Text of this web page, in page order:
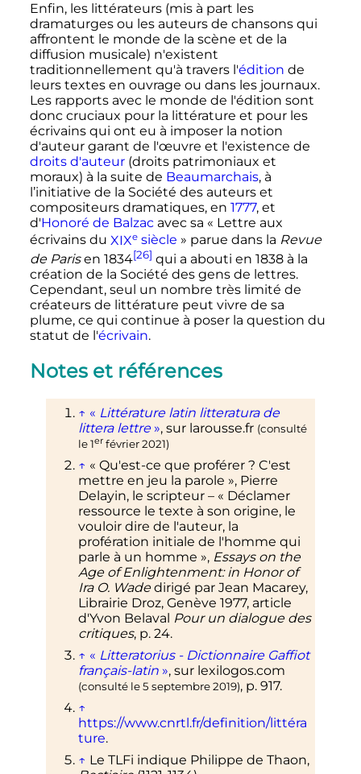
Enfin, les littérateurs (mis à part les
dramaturges ou les auteurs de chansons qui
affrontent le monde de la scène et de la
diffusion musicale) n'existent
traditionnellement qu'à travers l'édition de
leurs textes en ouvrage ou dans les journaux.
Les rapports avec le monde de l'édition sont
donc cruciaux pour la littérature et pour les
écrivains qui ont eu à imposer la notion
d'auteur garant de l'œuvre et l'existence de
droits d'auteur(droits patrimoniaux et
moraux) à la suite de Beaumarchais, à
l’initiative de la Société des auteurs et
compositeurs dramatiques, en 1777, et
d'Honoré de Balzacavec sa « Lettre aux
écrivains du XIXesiècle » parue dans la Revue
de Parisen 1834[26] qui a abouti en 1838 à la
création de la Société des gens de lettres.
Cependant, seul un nombre très limité de
créateurs de littérature peut vivre de sa
plume, ce qui continue à poser la question du
statut de l'écrivain.
Notes et références
↑ « Littérature latin litteratura de
littera lettre », sur larousse.fr (consulté
le1erfévrier 2021)
↑ « Qu'est-ce que proférer ? C'est
mettre en jeu la parole », Pierre
Delayin, le scripteur – « Déclamer
ressource le texte à son origine, le
vouloir dire de l'auteur, la
profération initiale de l'homme qui
parle à un homme », Essays on the
Age of Enlightenment: in Honor of
Ira O. Wadedirigé par Jean Macarey,
Librairie Droz, Genève 1977, article
d'Yvon Belaval Pour un dialogue des
critiques, p. 24.
↑ « Litteratorius - Dictionnaire Gaffiot
français-latin », sur lexilogos.com
(consulté le5 septembre 2019), p. 917.
↑
https://www.cnrtl.fr/definition/littéra
ture.
↑ Le TLFi indique Philippe de Thaon,